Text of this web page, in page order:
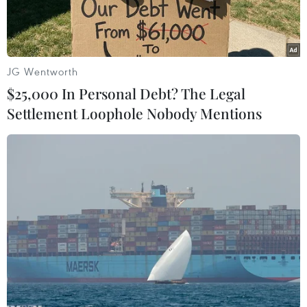
Binh sỹ Mỹ làm nhiệm vụ tại căn cứ quân sự Shorab, Lashkar
Gah, tỉnh Helmand, Afghanistan. (Nguồn: AFP/TTXVN)
Hãng Reuters dẫn lời hai quan chức Mỹ giấu tên
ngày 20/12, tiết lộ rằng Tổng thống Donald
Trump đang cân nhắcrút số lượng lớn binh
JG Wentworth
$25,000 In Personal Debt? The Legal
Settlement Loophole Nobody Mentions